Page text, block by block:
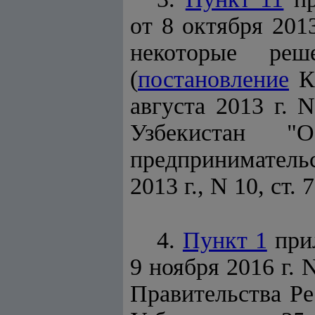
от 8 октября
некоторые
(постановление
августа 2013 г.
Узбекистан
2013 г., N 10, ст.
4. Пункт 1
9 ноября 2016 г.
Правительства